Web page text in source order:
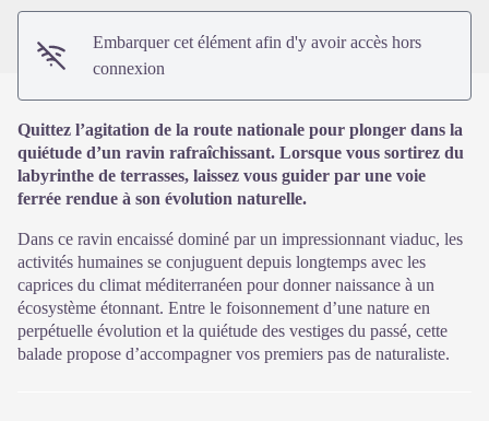
Embarquer cet élément afin d'y avoir accès hors
connexion
Quittez l’agitation de la route nationale pour plonger dans la
quiétude d’un ravin rafraîchissant. Lorsque vous sortirez du
labyrinthe de terrasses, laissez vous guider par une voie
ferrée rendue à son évolution naturelle.
Dans ce ravin encaissé dominé par un impressionnant viaduc, les
activités humaines se conjuguent depuis longtemps avec les
caprices du climat méditerranéen pour donner naissance à un
écosystème étonnant. Entre le foisonnement d’une nature en
perpétuelle évolution et la quiétude des vestiges du passé, cette
balade propose d’accompagner vos premiers pas de naturaliste.